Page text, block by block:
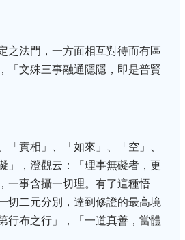
之法門，一方面相互對待而有區
「文殊三事融通隱隱，即是普賢
「實相」、「如來」、「空」、
」，澄觀云：「理事無礙者，更
一事含攝一切理。有了這種悟
切二元分別，達到修證的最高境
行布之行」，「一道真善，當體